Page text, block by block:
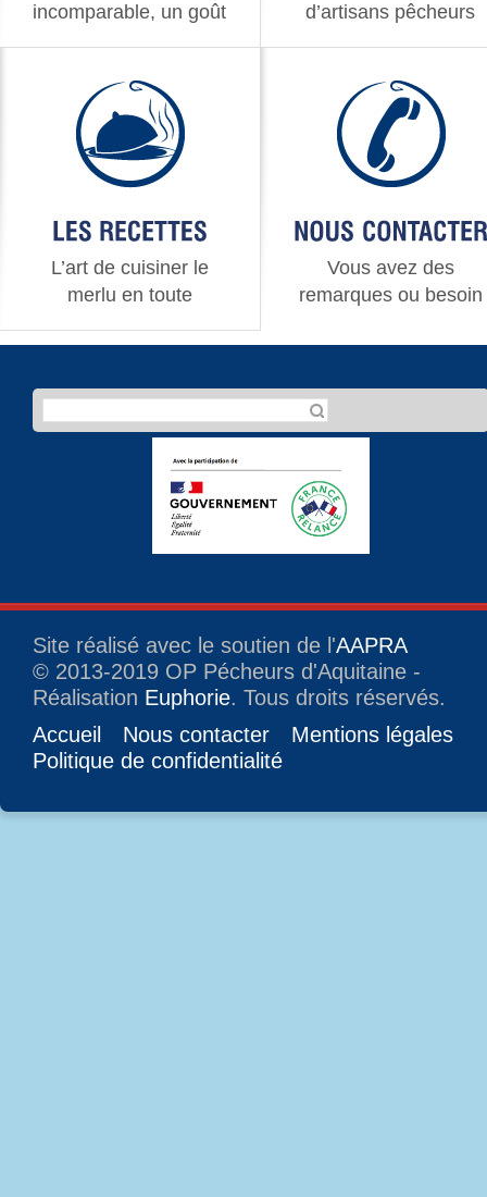
incomparable, un goût
d’artisans pêcheurs
L’art de cuisiner le
merlu en toute
Vous avez des
remarques ou besoin
Site réalisé avec le soutien de l'AAPRA
© 2013-2019 OP Pécheurs d'Aquitaine -
Réalisation Euphorie. Tous droits réservés.
Accueil
Nous contacter
Mentions légales
Politique de confidentialité